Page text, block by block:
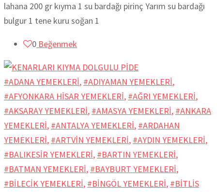
lahana 200 gr kıyma 1 su bardağı pirinç Yarım su bardağı
bulgur 1 tene kuru soğan 1
0 Beğenmek
#ADANA YEMEKLERİ, #ADIYAMAN YEMEKLERİ,
#AFYONKARA HİSAR YEMEKLERİ, #AĞRI YEMEKLERİ,
#AKSARAY YEMEKLERİ, #AMASYA YEMEKLERİ, #ANKARA
YEMEKLERİ, #ANTALYA YEMEKLERİ, #ARDAHAN
YEMEKLERİ, #ARTVİN YEMEKLERİ, #AYDIN YEMEKLERİ,
#BALIKESİR YEMEKLERİ, #BARTIN YEMEKLERİ,
#BATMAN YEMEKLERİ, #BAYBURT YEMEKLERİ,
#BİLECİK YEMEKLERİ, #BİNGÖL YEMEKLERİ, #BİTLİS